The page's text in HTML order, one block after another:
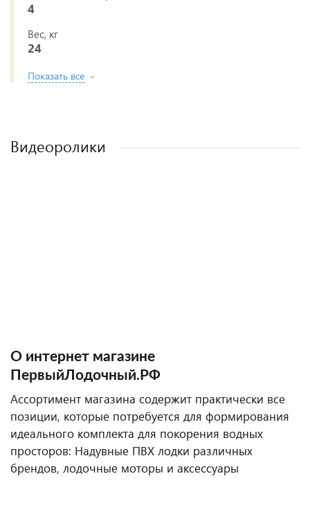
4
Вес, кг
24
Показать все
Видеоролики
О интернет магазине
ПервыйЛодочный.РФ
Ассортимент магазина содержит практически все
позиции, которые потребуется для формирования
идеального комплекта для покорения водных
просторов: Надувные ПВХ лодки различных
брендов, лодочные моторы и аксессуары